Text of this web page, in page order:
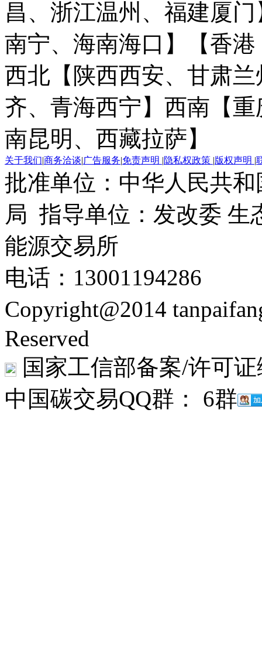
昌、浙江温州、福建厦门
南宁、海南海口】
【香
西北【陕西西安、甘肃
齐、青海西宁】 西南【
南昆明、西藏拉萨】
关于我们|商务洽谈|广告服务|免责声明 |隐私权政策 |版权声明 |
批准单位：中华人民共
局 指导单位：发改委 生
能源交易所
电话：13001194286
Copyright@2014
Reserved
国家工信部备案/许可
中国碳交易QQ群： 6群